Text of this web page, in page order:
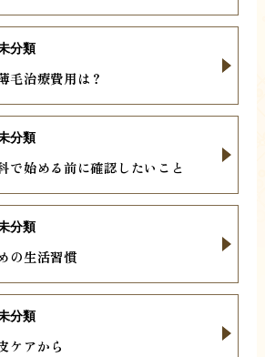
毛治療費用は？
分類
で始める前に確認したいこと
分類
の生活習慣
分類
ケアから
分類